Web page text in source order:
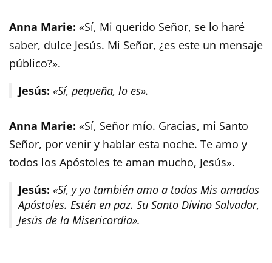
Anna Marie: «Sí, Mi querido Señor, se lo haré
saber, dulce Jesús. Mi Señor, ¿es este un mensaje
público?».
Jesús: «Sí, pequeña, lo es».
Anna Marie: «Sí, Señor mío. Gracias, mi Santo
Señor, por venir y hablar esta noche. Te amo y
todos los Apóstoles te aman mucho, Jesús».
Jesús: «Sí, y yo también amo a todos Mis amados
Apóstoles. Estén en paz. Su Santo Divino Salvador,
Jesús de la Misericordia».